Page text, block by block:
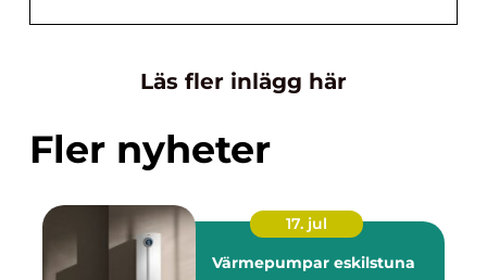
Läs fler inlägg här
Fler nyheter
17. jul
Värmepumpar eskilstuna